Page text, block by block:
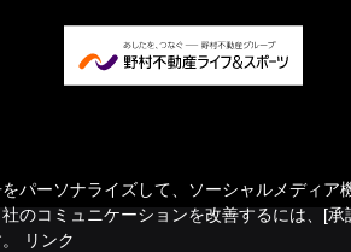
パーソナライズして、ソーシャルメディ
のコミュニケーションを改善するには、[
リンク